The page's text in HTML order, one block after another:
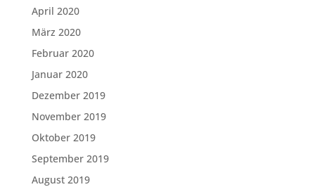
April 2020
März 2020
Februar 2020
Januar 2020
Dezember 2019
November 2019
Oktober 2019
September 2019
August 2019